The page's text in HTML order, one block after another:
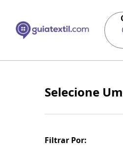
Selecione
Filtrar Por: